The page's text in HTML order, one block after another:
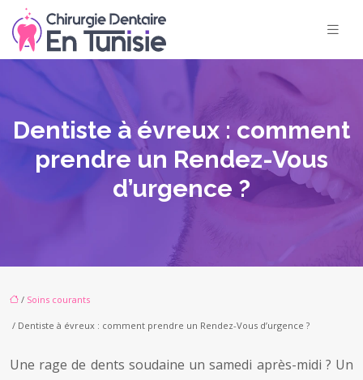
Dentiste à évreux : comment
prendre un Rendez-Vous
d’urgence ?
/ Soins courants
/ Dentiste à évreux : comment prendre un Rendez-Vous d’urgence ?
Une rage de dents soudaine un samedi après-midi ? Un